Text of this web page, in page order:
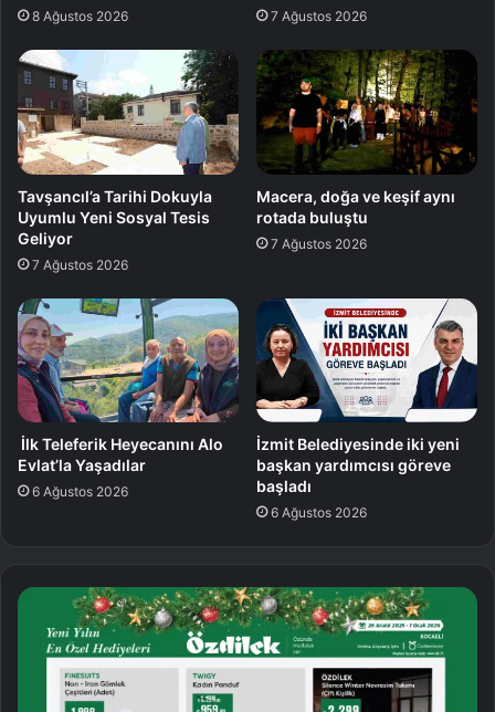
8 Ağustos 2026 7 Ağustos 2026
Tavşancıl’a Tarihi Dokuyla
Uyumlu Yeni Sosyal Tesis
Geliyor
7 Ağustos 2026
Macera, doğa ve keşif aynı
rotada buluştu
7 Ağustos 2026
İlk Teleferik Heyecanını Alo
Evlat’la Yaşadılar
6 Ağustos 2026
İzmit Belediyesinde iki yeni
başkan yardımcısı göreve
başladı
6 Ağustos 2026